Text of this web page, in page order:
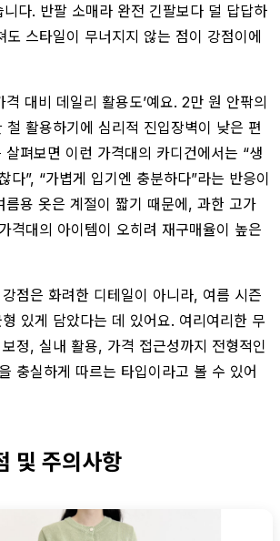
니다. 반팔 소매라 완전 긴팔보다 덜 답답하
도 스타일이 무너지지 않는 점이 강점이에
격 대비 데일리 활용도’예요. 2만 원 안팎의
철 활용하기에 심리적 진입장벽이 낮은 편
펴보면 이런 가격대의 카디건에서는 “생
다”, “가볍게 입기엔 충분하다”라는 반응이
름용 옷은 계절이 짧기 때문에, 과한 고가
격대의 아이템이 오히려 재구매율이 높은
점은 화려한 디테일이 아니라, 여름 시즌
있게 담았다는 데 있어요. 여리여리한 무
정, 실내 활용, 가격 접근성까지 전형적인
충실하게 따르는 타입이라고 볼 수 있어
및 주의사항